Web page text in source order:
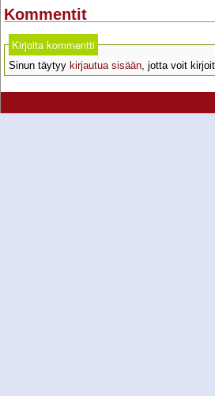
Kommentit
Kirjoita kommentti
Sinun täytyy kirjautua sisään, jotta voit